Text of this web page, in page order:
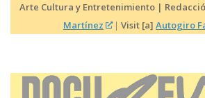
Arte Cultura y Entretenimiento |
Martínez
| Visit [a] Autogiro